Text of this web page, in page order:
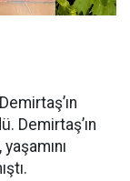
Demirtaş’ın